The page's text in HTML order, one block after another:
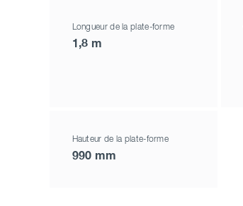
Longueur de la plate-forme
1,8 m
Hauteur de la plate-forme
990 mm